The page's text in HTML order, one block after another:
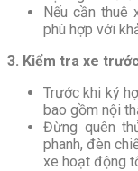
Nếu cần thuê
phù hợp với
3. Kiểm tra xe
Trước khi ký
bao gồm nội
Đừng quên
phanh, đèn
xe hoạt động